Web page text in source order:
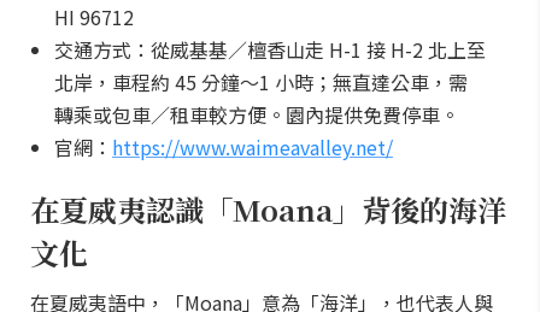
HI 96712
交通方式：從威基基／檀香山走 H-1 接 H-2 北上至
北岸，車程約 45 分鐘～1 小時；無直達公車，需
轉乘或包車／租車較方便。園內提供免費停車。
官網： https://www.waimeavalley.net/
在夏威夷認識「Moana」背後的海洋
文化
在夏威夷語中，「Moana」意為「海洋」，也代表人與